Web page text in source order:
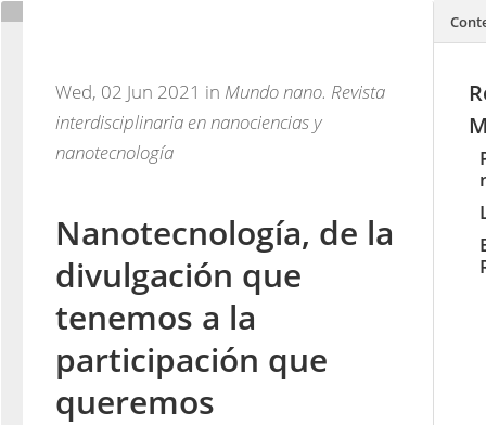
Wed, 02 Jun 2021 in Mundo nano. Revista
interdisciplinaria en nanociencias y
nanotecnología
Nanotecnología, de la
divulgación que
tenemos a la
participación que
queremos